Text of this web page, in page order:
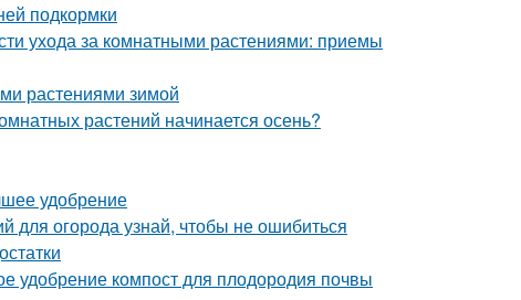
подкормки
ухода за комнатными растениями: приемы
растениями зимой
растений начинается осень?
удобрение
для огорода узнай, чтобы не ошибиться
удобрение компост для плодородия почвы